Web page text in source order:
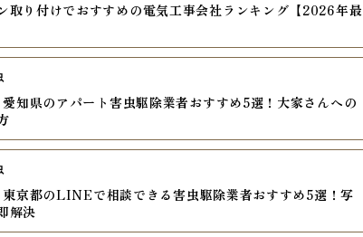
取り付けでおすすめの電気工事会社ランキング【2026年最
愛知県のアパート害虫駆除業者おすすめ5選！大家さんへの
東京都のLINEで相談できる害虫駆除業者おすすめ5選！写
解決